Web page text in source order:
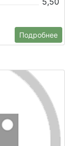
Подробнее